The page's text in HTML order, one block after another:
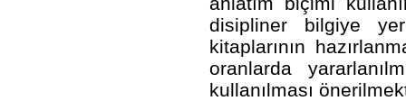
disipliner bilgiye
kitaplarının
oranlarda
kullanılması